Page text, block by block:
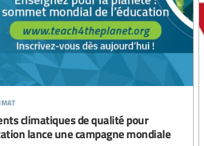
climatiques de qualité pour
lance une campagne mondiale